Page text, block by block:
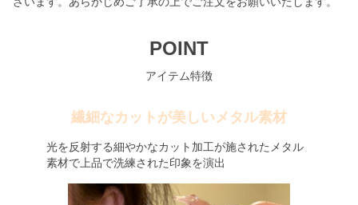
POINT
アイテム特徴
繊細なカットが美しいメタル素材
光を反射する細やかなカット加工が施されたメタル
素材で上品で洗練された印象を演出